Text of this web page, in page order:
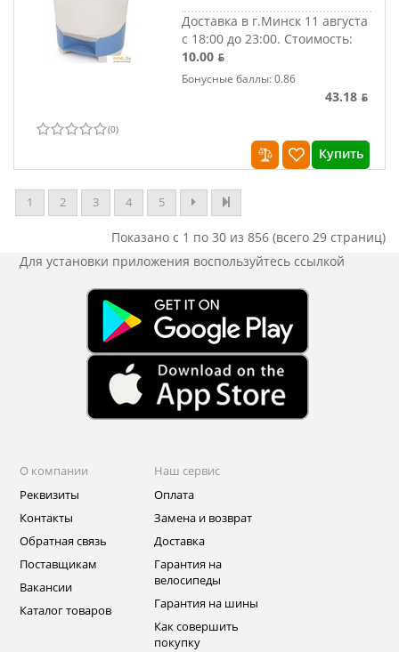
Доставка в г.Минск 11 августа
с 18:00 до 23:00. Стоимость:
10.00 ƃ
Бонусные баллы: 0.86
43.18 ƃ
(0)
Купить
1 2 3 4 5
Показано с 1 по 30 из 856 (всего 29 страниц)
Для установки приложения воспользуйтесь ссылкой
О компании
Реквизиты
Контакты
Обратная связь
Поставщикам
Вакансии
Каталог товаров
Наш сервис
Оплата
Замена и возврат
Доставка
Гарантия на
велосипеды
Гарантия на шины
Как совершить
покупку